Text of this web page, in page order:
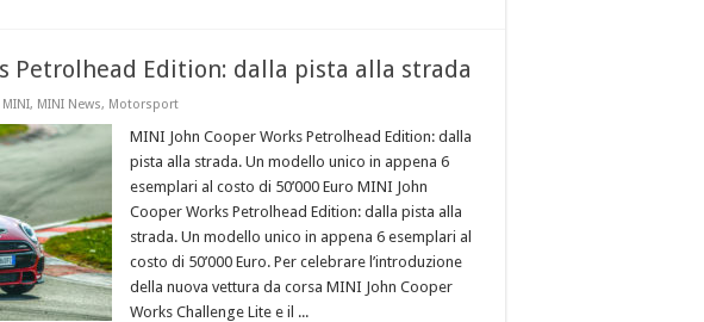
Petrolhead Edition: dalla pista alla strada
MINI, MINI News, Motorsport
MINI John Cooper Works Petrolhead Edition: dalla
pista alla strada. Un modello unico in appena 6
esemplari al costo di 50’000 Euro MINI John
Cooper Works Petrolhead Edition: dalla pista alla
strada. Un modello unico in appena 6 esemplari al
costo di 50’000 Euro. Per celebrare l’introduzione
della nuova vettura da corsa MINI John Cooper
Works Challenge Lite e il ...